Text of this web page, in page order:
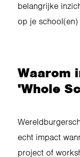
belangrijke
op je
Waarom
'Whole
echt impact
project of